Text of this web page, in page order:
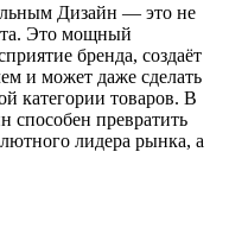
Дизайн — это не
Это мощный
бренда, создаёт
и может даже сделать
категории товаров. В
способен превратить
лидера рынка, а